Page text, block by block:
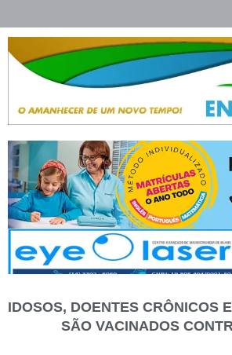
IDOSOS, DOENTES CRÔNICOS
SÃO VACINADOS